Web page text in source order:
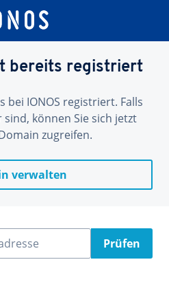
bereits registriert
bei IONOS registriert. Falls
können Sie sich jetzt
zugreifen.
verwalten
Prüfen